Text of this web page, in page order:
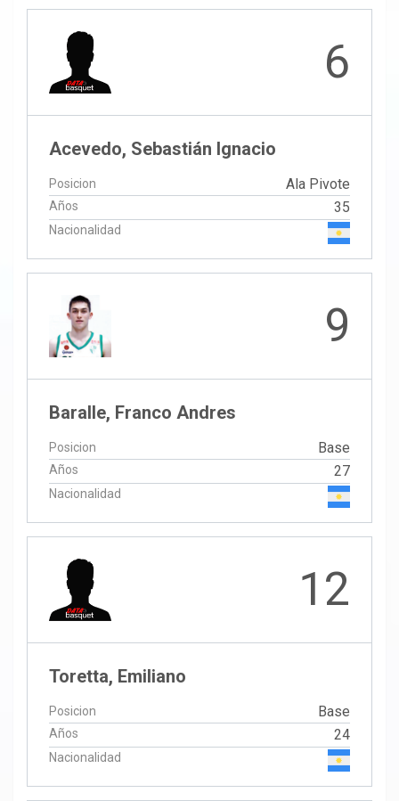
6
Acevedo, Sebastián Ignacio
Posicion Ala Pivote
Años 35
Nacionalidad
9
Baralle, Franco Andres
Posicion Base
Años 27
Nacionalidad
12
Toretta, Emiliano
Posicion Base
Años 24
Nacionalidad